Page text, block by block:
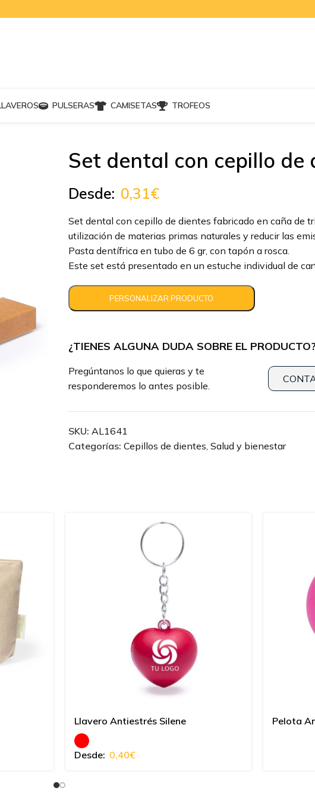
PULSERAS CAMISETAS TROFEOS
Set dental con cepillo de
Desde: 0,31€
Set dental con cepillo de dientes fabricado en caña de
utilización de materias primas naturales y reducir las
Pasta dentífrica en tubo de 6 gr, con tapón a rosca.
Este set está presentado en un estuche individual de
¿TIENES ALGUNA DUDA SOBRE EL
Pregúntanos lo que quieras y te
responderemos lo antes posible.
SKU: AL1641
Categorías: Cepillos de dientes, Salud y bienestar
Llavero Antiestrés Silene
Desde: 0,40€
Pelota